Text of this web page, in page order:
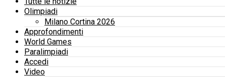
Olimpiadi
Milano Cortina 2026
Approfondimenti
World Games
Paralimpiadi
Accedi
Video